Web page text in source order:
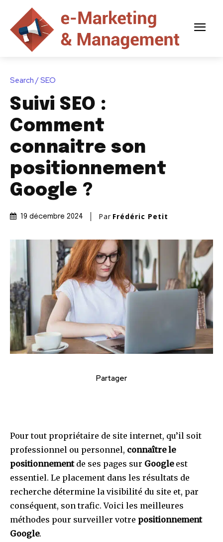
Search / SEO
Suivi SEO :
Comment
connaitre son
positionnement
Google ?
19 décembre 2024 Par Frédéric Petit
Partager
Pour tout propriétaire de site internet, qu’il soit
professionnel ou personnel, connaître le
positionnementde ses pages sur Googleest
essentiel. Le placement dans les résultats de
recherche détermine la visibilité du site et, par
conséquent, son trafic. Voici les meilleures
méthodes pour surveiller votre positionnement
Google.